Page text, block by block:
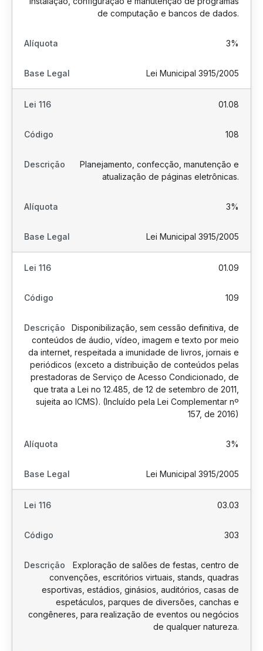
de computação e bancos de dados.
3%
Lei Municipal 3915/2005
01.08
108
Planejamento, confecção, manutenção e
atualização de páginas eletrônicas.
3%
Lei Municipal 3915/2005
01.09
109
Disponibilização, sem cessão definitiva, de
conteúdos de áudio, vídeo, imagem e texto por meio
da internet, respeitada a imunidade de livros, jornais e
periódicos (exceto a distribuição de conteúdos pelas
prestadoras de Serviço de Acesso Condicionado, de
que trata a Lei no 12.485, de 12 de setembro de 2011,
sujeita ao ICMS). (Incluído pela Lei Complementar nº
157, de 2016)
3%
Lei Municipal 3915/2005
03.03
303
Exploração de salões de festas, centro de
convenções, escritórios virtuais, stands, quadras
esportivas, estádios, ginásios, auditórios, casas de
espetáculos, parques de diversões, canchas e
congêneres, para realização de eventos ou negócios
de qualquer natureza.